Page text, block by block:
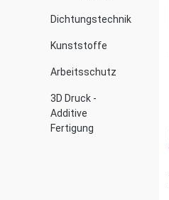
Dichtungstechnik
Kunststoffe
Arbeitsschutz
3D Druck -
Additive
Fertigung